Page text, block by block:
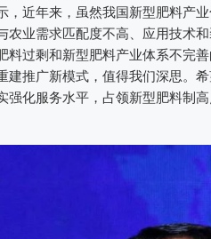
，近年来，虽然我国新型肥料产
农业需求匹配度不高、应用技术
料过剩和新型肥料产业体系不完
建推广新模式，值得我们深思。
强化服务水平，占领新型肥料制